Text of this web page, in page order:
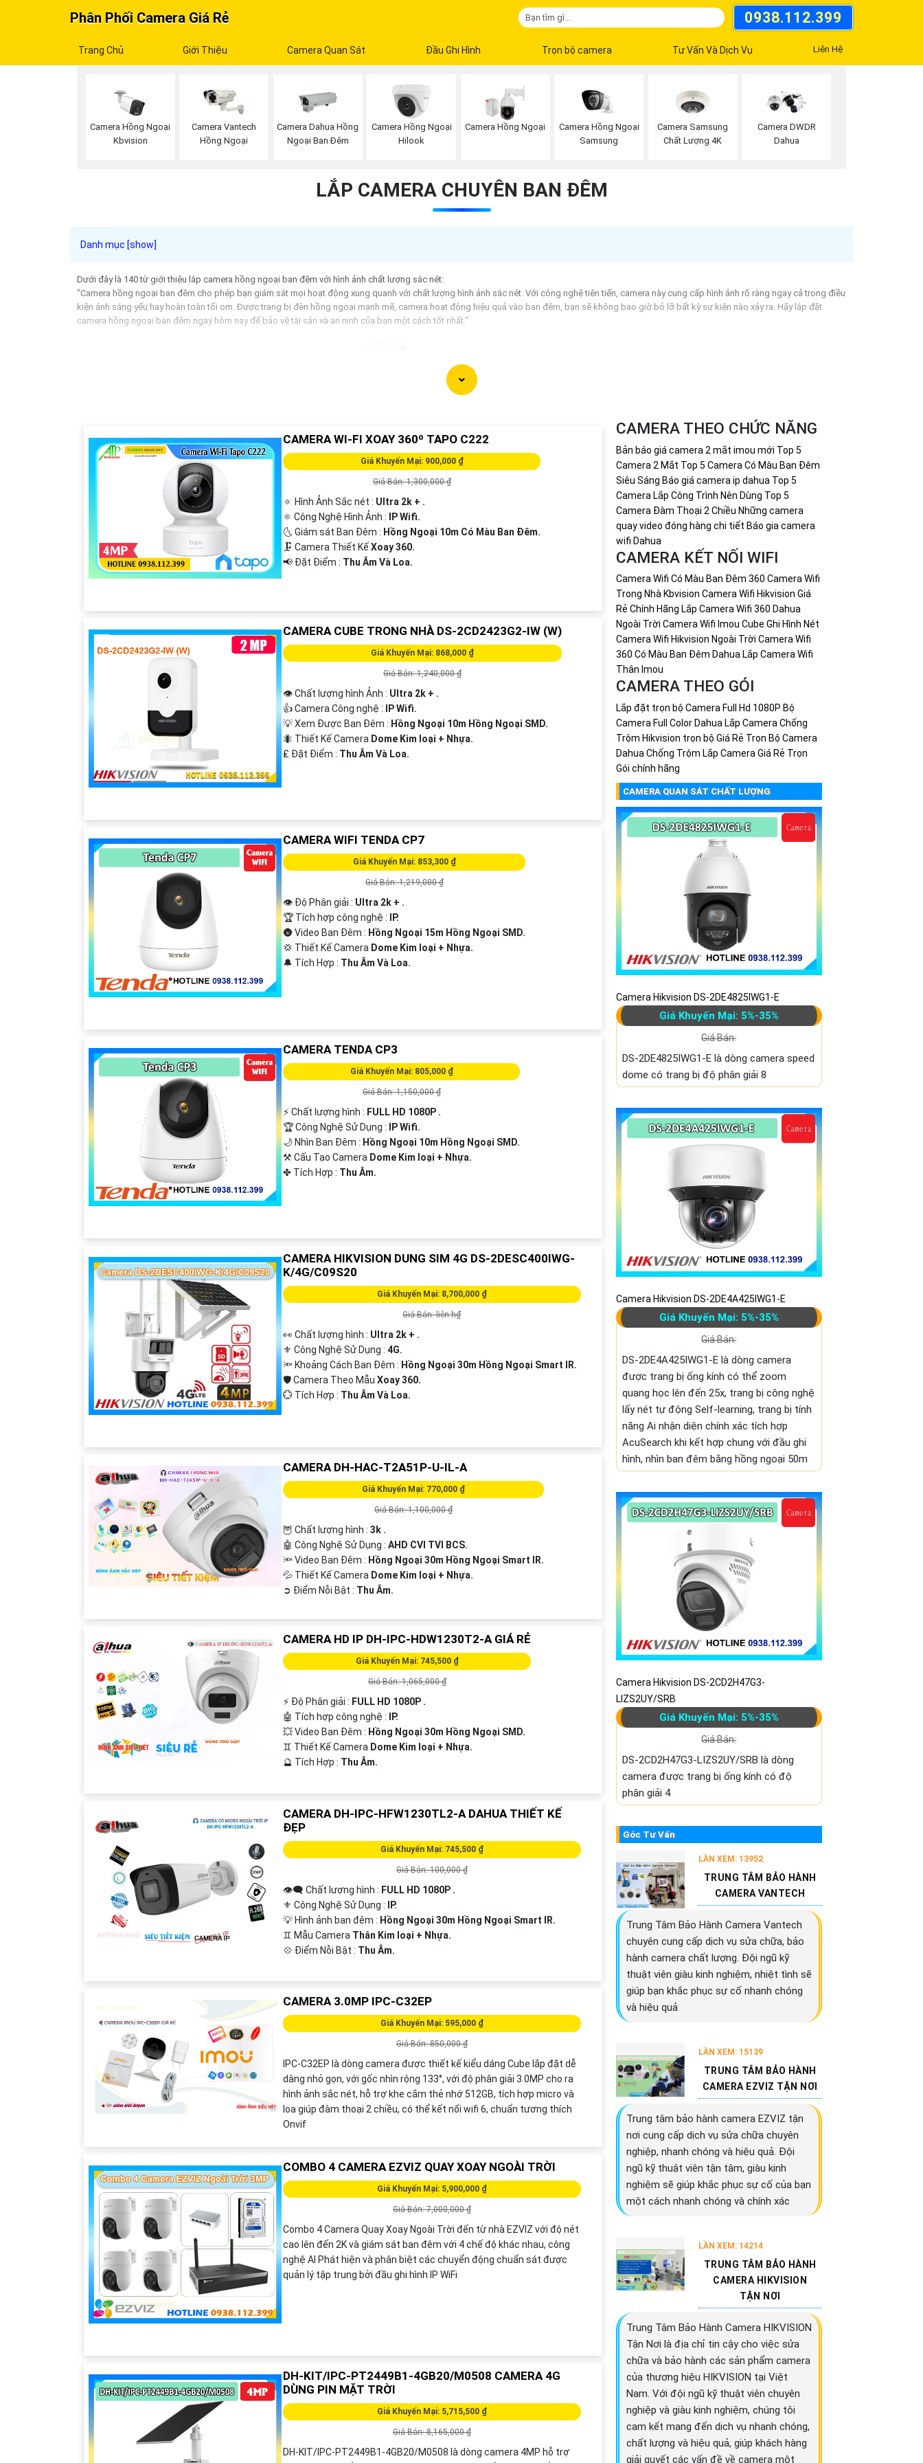
Phân Phối Camera Giá Rẻ 0938.112.399
Trang Chủ Giới Thiệu Camera Quan Sát Đầu Ghi Hình Trọn bộ camera Tư Vấn Và Dịch Vụ Liên Hệ
Camera Hồng Ngoại
Kbvision
Camera Vantech
Hồng Ngoại
Camera Dahua Hồng
Ngoại Ban Đêm
Camera Hồng Ngoại
Hilook
Camera Hồng Ngoại
Camera Hồng Ngoại
Samsung
Camera Samsung
Chất Lượng 4K
Camera DWDR
Dahua
LẮP CAMERA CHUYÊN BAN ĐÊM
Dưới đây là 140 từ giới thiệu lắp camera hồng ngoại ban đêm với hình ảnh chất lượng sắc nét:
"Camera hồng ngoại ban đêm cho phép bạn giám sát mọi hoạt động xung quanh với chất lượng hình ảnh sắc nét. Với công nghệ tiên tiến, camera này cung cấp hình ảnh rõ ràng ngay cả trong điều
kiện ánh sáng yếu hay hoàn toàn tối om. Được trang bị đèn hồng ngoại mạnh mẽ, camera hoạt động hiệu quả vào ban đêm, bạn sẽ không bao giờ bỏ lỡ bất kỳ sự kiện nào xảy ra. Hãy lắp đặt
camera hồng ngoại ban đêm ngay hôm nay để bảo vệ tài sản và an ninh của bạn một cách tốt nhất."
CAMERA WI-FI XOAY 360º TAPO C222
Giá Khuyến Mại: 900,000 ₫
Giá Bán: 1,300,000 ₫
🔅 Hình Ảnh Sắc nét : Ultra 2k + .
⚛️ Công Nghệ Hình Ảnh :
IP Wifi.
🌜 Giám sát Ban Đêm : Hồng Ngoại 10m Có Màu Ban Ðêm.
🗜️ Camera Thiết KếXoay 360.
️📢 Đặt Điểm : Thu Âm Và Loa.
CAMERA CUBE TRONG NHÀ DS-2CD2423G2-IW (W)
Giá Khuyến Mại: 868,000 ₫
Giá Bán: 1,240,000 ₫
👁 Chất lượng hình Ảnh : Ultra 2k + .
👍 Camera Công nghệ :
IP Wifi.
💡 Xem Được Ban Đêm : Hồng Ngoại 10m Hồng Ngoại SMD.
🐜 Thiết Kế Camera Dome Kim loại + Nhựa.
️₤ Đặt Điểm : Thu Âm Và Loa.
CAMERA WIFI TENDA CP7
Giá Khuyến Mại: 853,300 ₫
Giá Bán: 1,219,000 ₫
👁 Độ Phân giải : Ultra 2k + .
🏆 Tích hợp công nghệ :
IP.
🌚 Video Ban Đêm : Hồng Ngoại 15m Hồng Ngoại SMD.
💢 Thiết Kế Camera Dome Kim loại + Nhựa.
️🔔 Tích Hợp : Thu Âm Và Loa.
CAMERA TENDA CP3
Giá Khuyến Mại: 805,000 ₫
Giá Bán: 1,150,000 ₫
️⚡ Chất lượng hình : FULL HD 1080P .
🏆 Công Nghệ Sử Dụng :
IP Wifi.
🌙 Nhìn Ban Đêm : Hồng Ngoại 10m Hồng Ngoại SMD.
⚒ Cấu Tạo Camera Dome Kim loại + Nhựa.
️✤ Tích Hợp : Thu Âm.
CAMERA HIKVISION DUNG SIM 4G DS-2DESC400IWG-
K/4G/C09S20
Giá Khuyến Mại: 8,700,000 ₫
Giá Bán: liên h₫
️
👀 Chất lượng hình : Ultra 2k + .
⚜️ Công Nghệ Sử Dụng :4G.
🔦 Khoảng Cách Ban Đêm : Hồng Ngoại 30m Hồng Ngoại Smart IR.
🛡 Camera Theo MẫuXoay 360.
️💮 Tích Hợp : Thu Âm Và Loa.
CAMERA DH-HAC-T2A51P-U-IL-A
Giá Khuyến Mại: 770,000 ₫
Giá Bán: 1,100,000 ₫
🦉 Chất lượng hình :3k .
🤖️ Công Nghệ Sử Dụng :AHD CVI TVI BCS.
🔦 Video Ban Đêm : Hồng Ngoại 30m Hồng Ngoại Smart IR.
💦 Thiết Kế Camera Dome Kim loại + Nhựa.
️➲ Điểm Nỗi Bật : Thu Âm.
CAMERA HD IP DH-IPC-HDW1230T2-A GIÁ RẺ
Giá Khuyến Mại: 745,500 ₫
Giá Bán: 1,065,000 ₫
️⚡ Độ Phân giải : FULL HD 1080P .
🤖️ Tích hợp công nghệ :
IP.
💥 Video Ban Đêm : Hồng Ngoại 30m Hồng Ngoại SMD.
♊ Thiết Kế Camera Dome Kim loại + Nhựa.
️🔮 Tích Hợp : Thu Âm.
CAMERA DH-IPC-HFW1230TL2-A DAHUA THIẾT KẾ
ĐẸP
Giá Khuyến Mại: 745,500 ₫
Giá Bán: 100,000 ₫
👁️‍🗨 Chất lượng hình : FULL HD 1080P .
⚜️ Công Nghệ Sử Dụng :
IP.
💡 Hình ảnh ban đêm : Hồng Ngoại 30m Hồng Ngoại Smart IR.
♊ Mẫu Camera Thân Kim loại + Nhựa.
️💠 Điểm Nỗi Bật : Thu Âm.
CAMERA 3.0MP IPC-C32EP
Giá Khuyến Mại: 595,000 ₫
Giá Bán: 850,000 ₫
IPC-C32EP là dòng camera được thiết kế kiểu dáng Cube lắp đặt dễ
dàng nhỏ gọn, với gốc nhìn rộng 133°, với độ phân giải 3.0MP cho ra
hình ảnh sắc nét, hỗ trợ khe cắm thẻ nhớ 512GB, tích hợp micro và
loa giúp đàm thoại 2 chiều, có thể kết nối wifi 6, chuẩn tương thích
Onvif
COMBO 4 CAMERA EZVIZ QUAY XOAY NGOÀI TRỜI
Giá Khuyến Mại: 5,900,000 ₫
Giá Bán: 7,000,000 ₫
Combo 4 Camera Quay Xoay Ngoài Trời đến từ nhà EZVIZ với độ nét
cao lên đến 2K và giám sát ban đêm với 4 chế độ khác nhau, công
nghệ AI Phát hiện và phân biệt các chuyển động chuẩn sát được
quản lý tập trung bởi đầu ghi hình IP WiFi
DH-KIT/IPC-PT2449B1-4GB20/M0508 CAMERA 4G
DÙNG PIN MẶT TRỜI
Giá Khuyến Mại: 5,715,500 ₫
Giá Bán: 8,165,000 ₫
DH-KIT/IPC-PT2449B1-4GB20/M0508 là dòng camera 4MP hỗ trợ
CAMERA THEO CHỨC NĂNG
Bản báo giá camera 2 mắt imou mới Top 5
Camera 2 Mắt Top 5 Camera Có Màu Ban Đêm
Siêu Sáng Báo giá camera ip dahua Top 5
Camera Lắp Công Trình Nên Dùng Top 5
Camera Đàm Thoại 2 Chiều Những camera
quay video đóng hàng chi tiết Báo gia camera
wifi Dahua
CAMERA KẾT NỐI WIFI
Camera Wifi Có Màu Ban Đêm 360 Camera Wifi
Trong Nhà Kbvision Camera Wifi Hikvision Giá
Rẻ Chính Hãng Lắp Camera Wifi 360 Dahua
Ngoài Trời Camera Wifi Imou Cube Ghi Hình Nét
Camera Wifi Hikvision Ngoài Trời Camera Wifi
360 Có Màu Ban Đêm Dahua Lắp Camera Wifi
Thân Imou
CAMERA THEO GÓI
Lắp đặt trọn bộ Camera Full Hd 1080P Bộ
Camera Full Color Dahua Lắp Camera Chống
Trộm Hikvision trọn bộ Giá Rẻ Trọn Bộ Camera
Dahua Chống Trộm Lắp Camera Giá Rẻ Trọn
Gói chính hãng
CAMERA QUAN SÁT CHẤT LƯỢNG
Camera Hikvision DS-2DE4825IWG1-E
Giá Khuyến Mại: 5%-35%
Giá Bán:
DS-2DE4825IWG1-E là dòng camera speed
dome có trang bị độ phân giải 8
Camera Hikvision DS-2DE4A425IWG1-E
Giá Khuyến Mại: 5%-35%
Giá Bán:
DS-2DE4A425IWG1-E là dòng camera
được trang bị ống kính có thể zoom
quang học lên đến 25x, trang bị công nghệ
lấy nét tự động Self-learning, trang bị tính
năng Ai nhận diện chính xác tích hợp
AcuSearch khi kết hợp chung với đầu ghi
hình, nhìn ban đêm bằng hồng ngoại 50m
Camera Hikvision DS-2CD2H47G3-
LIZS2UY/SRB
Giá Khuyến Mại: 5%-35%
Giá Bán:
DS-2CD2H47G3-LIZS2UY/SRB là dòng
camera được trang bị ống kính có độ
phân giải 4
Góc Tư Vấn
LẦN XEM: 13952
TRUNG TÂM BẢO HÀNH
CAMERA VANTECH
Trung Tâm Bảo Hành Camera Vantech
chuyên cung cấp dịch vụ sửa chữa, bảo
hành camera chất lượng. Đội ngũ kỹ
thuật viên giàu kinh nghiệm, nhiệt tình sẽ
giúp bạn khắc phục sự cố nhanh chóng
và hiệu quả
LẦN XEM: 15139
TRUNG TÂM BẢO HÀNH
CAMERA EZVIZ TẬN NƠI
Trung tâm bảo hành camera EZVIZ tận
nơi cung cấp dịch vụ sửa chữa chuyên
nghiệp, nhanh chóng và hiệu quả. Đội
ngũ kỹ thuật viên tận tâm, giàu kinh
nghiệm sẽ giúp khắc phục sự cố của bạn
một cách nhanh chóng và chính xác
LẦN XEM: 14214
TRUNG TÂM BẢO HÀNH
CAMERA HIKVISION
TẬN NƠI
Trung Tâm Bảo Hành Camera HIKVISION
Tận Nơi là địa chỉ tin cậy cho việc sửa
chữa và bảo hành các sản phẩm camera
của thương hiệu HIKVISION tại Việt
Nam. Với đội ngũ kỹ thuật viên chuyên
nghiệp và giàu kinh nghiệm, chúng tôi
cam kết mang đến dịch vụ nhanh chóng,
chất lượng và hiệu quả, giúp khách hàng
giải quyết các vấn đề về camera một